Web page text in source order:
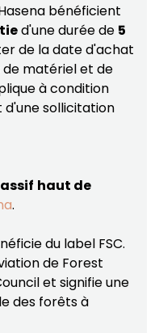
bénéficient
d'une durée de 5
de la date d'achat
matériel et de
à condition
sollicitation
haut de
.
du label FSC.
de Forest
et signifie une
des forêts à